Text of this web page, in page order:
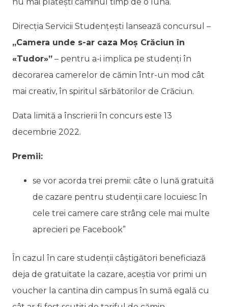
nu mai plătești căminul timp de o lună.
Direcția Servicii Studențești lansează concursul –
„Camera unde s-ar caza Moș Crăciun în
«Tudor»” – pentru a-i implica pe studenți în
decorarea camerelor de cămin într-un mod cât
mai creativ, în spiritul sărbătorilor de Crăciun.
Data limită a înscrierii în concurs este 13
decembrie 2022.
Premii:
se vor acorda trei premii: câte o lună gratuită
de cazare pentru studenții care locuiesc în
cele trei camere care strâng cele mai multe
aprecieri pe Facebook”
În cazul în care studenții câștigători beneficiază
deja de gratuitate la cazare, aceștia vor primi un
voucher la cantina din campus în sumă egală cu